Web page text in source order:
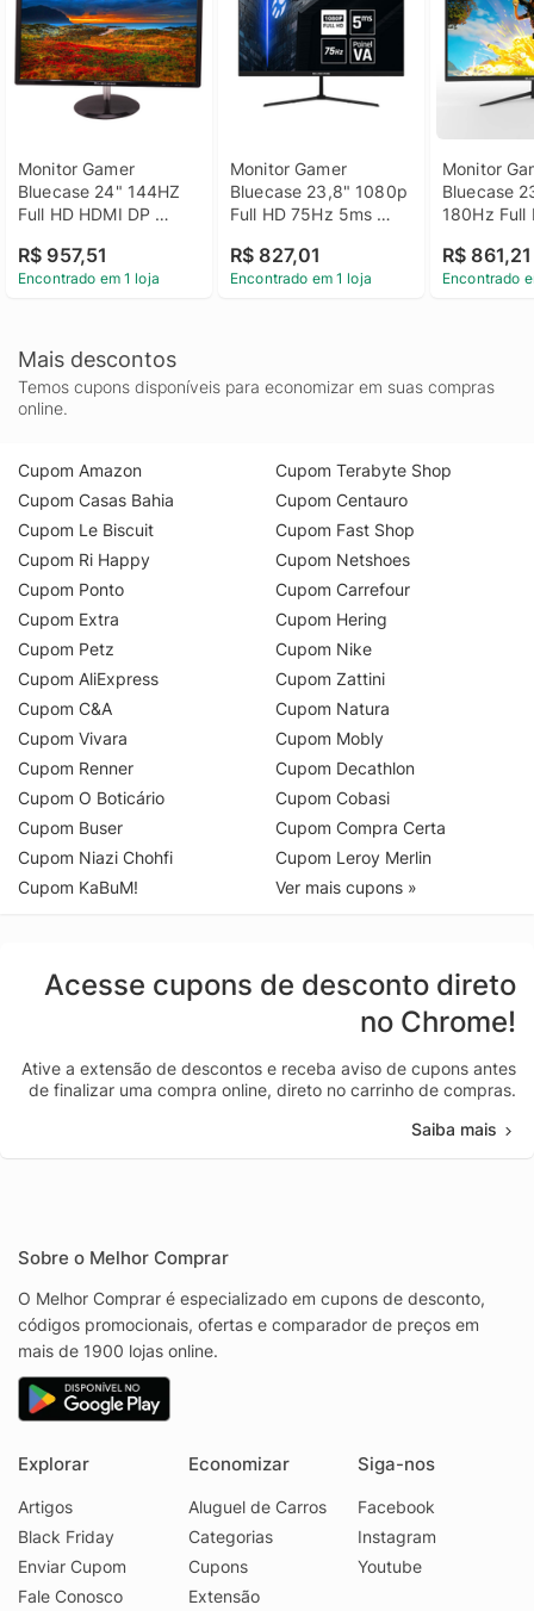
Monitor Gamer
Bluecase 24" 144HZ
Full HD HDMI DP
R$ 957,51
Encontrado em 1 loja
Monitor Gamer
Bluecase 23,8" 1080p
Full HD 75Hz 5ms
Preto - BM24FFH1GW
R$ 827,01
Encontrado em 1 loja
Monitor
Bluecase
180Hz Full
R$ 861,21
Encontrado
Mais descontos
Temos cupons disponíveis para economizar em suas compras
online.
Cupom Amazon
Cupom Casas Bahia
Cupom Le Biscuit
Cupom Ri Happy
Cupom Ponto
Cupom Extra
Cupom Petz
Cupom AliExpress
Cupom C&A
Cupom Vivara
Cupom Renner
Cupom O Boticário
Cupom Buser
Cupom Niazi Chohfi
Cupom KaBuM!
Cupom Terabyte Shop
Cupom Centauro
Cupom Fast Shop
Cupom Netshoes
Cupom Carrefour
Cupom Hering
Cupom Nike
Cupom Zattini
Cupom Natura
Cupom Mobly
Cupom Decathlon
Cupom Cobasi
Cupom Compra Certa
Cupom Leroy Merlin
Ver mais cupons »
Acesse cupons de desconto direto
no Chrome!
Ative a extensão de descontos e receba aviso de cupons antes
de finalizar uma compra online, direto no carrinho de compras.
Saiba mais
Sobre o Melhor Comprar
O Melhor Comprar é especializado em cupons de desconto,
códigos promocionais, ofertas e comparador de preços em
mais de 1900 lojas online.
Explorar
Artigos
Black Friday
Enviar Cupom
Fale Conosco
Economizar
Aluguel de Carros
Categorias
Cupons
Extensão
Siga-nos
Facebook
Instagram
Youtube